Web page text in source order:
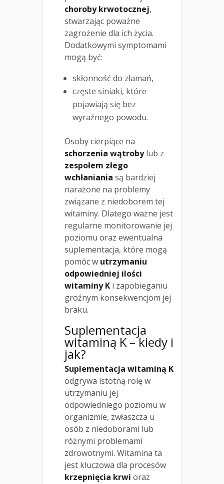
choroby krwotocznej,
stwarzając poważne
zagrożenie dla ich życia.
Dodatkowymi symptomami
mogą być:
skłonność do złamań,
częste siniaki, które
pojawiają się bez
wyraźnego powodu.
Osoby cierpiące na
schorzenia wątrobylub z
zespołem złego
wchłaniania są bardziej
narażone na problemy
związane z niedoborem tej
witaminy. Dlatego ważne jest
regularne monitorowanie jej
poziomu oraz ewentualna
suplementacja, które mogą
pomóc w utrzymaniu
odpowiedniej ilości
witaminy K i zapobieganiu
groźnym konsekwencjom jej
braku.
Suplementacja
witaminą K – kiedy i
jak?
Suplementacja witaminą K
odgrywa istotną rolę w
utrzymaniu jej
odpowiedniego poziomu w
organizmie, zwłaszcza u
osób z niedoborami lub
różnymi problemami
zdrowotnymi. Witamina ta
jest kluczowa dla procesów
krzepnięcia krwi oraz